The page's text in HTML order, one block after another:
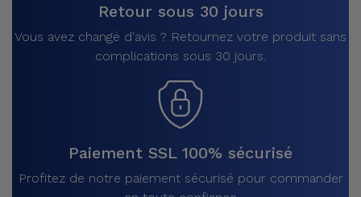
Retour sous 30 jours
Vous avez changé d'avis ? Retournez votre produit sans
complications sous 30 jours.
Paiement SSL 100% sécurisé
Profitez de notre paiement sécurisé pour commander